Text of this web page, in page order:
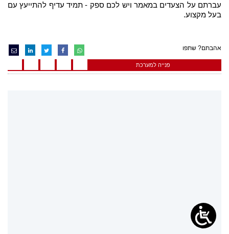
עברתם על הצעדים במאמר ויש לכם ספק - תמיד עדיף להתייעץ עם
בעל מקצוע.
אהבתם? שתפו
פנייה למערכת